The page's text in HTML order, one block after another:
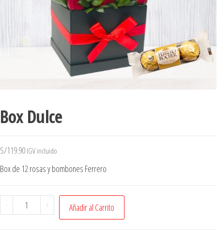
Box Dulce
S/119.90 IGV incluido
Box de 12 rosas y bombones Ferrero
- + Añadir al Carrito